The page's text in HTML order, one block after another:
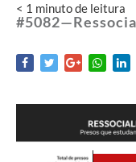
< 1 minutode leitura